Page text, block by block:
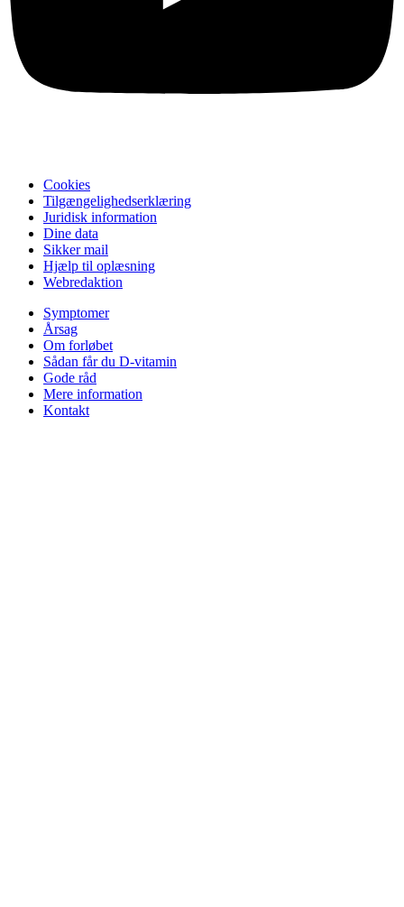
Cookies
Tilgængelighedserklæring
Juridisk information
Dine data
Sikker mail
Hjælp til oplæsning
Webredaktion
Symptomer
Årsag
Om forløbet
Sådan får du D-vitamin
Gode råd
Mere information
Kontakt